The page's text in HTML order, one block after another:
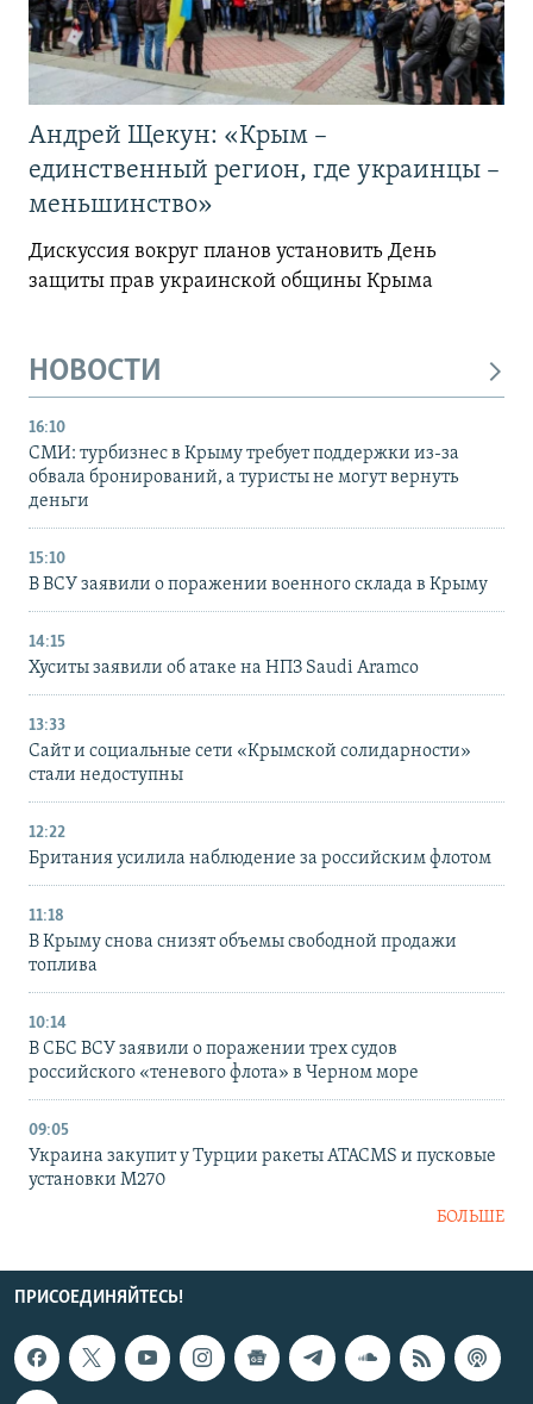
Андрей Щекун: «Крым –
единственный регион, где украинцы –
меньшинство»
Дискуссия вокруг планов установить День
защиты прав украинской общины Крыма
НОВОСТИ
16:10
СМИ: турбизнес в Крыму требует поддержки из-за
обвала бронирований, а туристы не могут вернуть
деньги
15:10
В ВСУ заявили о поражении военного склада в Крыму
14:15
Хуситы заявили об атаке на НПЗ Saudi Aramco
13:33
Сайт и социальные сети «Крымской солидарности»
стали недоступны
12:22
Британия усилила наблюдение за российским флотом
11:18
В Крыму снова снизят объемы свободной продажи
топлива
10:14
В СБС ВСУ заявили о поражении трех судов
российского «теневого флота» в Черном море
09:05
Украина закупит у Турции ракеты ATACMS и пусковые
установки M270
БОЛЬШЕ
ПРИСОЕДИНЯЙТЕСЬ!